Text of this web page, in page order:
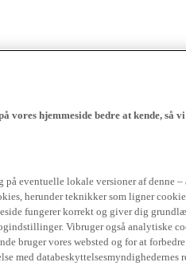
vores hjemmeside bedre at kende, så
på eventuelle lokale versioner af denne
herunder teknikker som ligner
fungerer korrekt og giver dig
Vibruger også analytiske
bruger vores websted og for at
med